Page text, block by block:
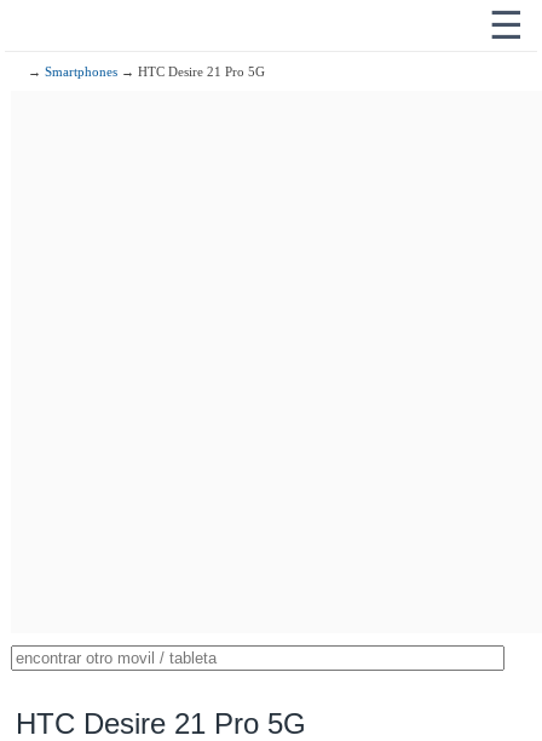
☰
→Smartphones → HTC Desire 21 Pro 5G
HTC Desire 21 Pro 5G